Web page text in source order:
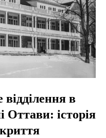
в
Оттави: історія